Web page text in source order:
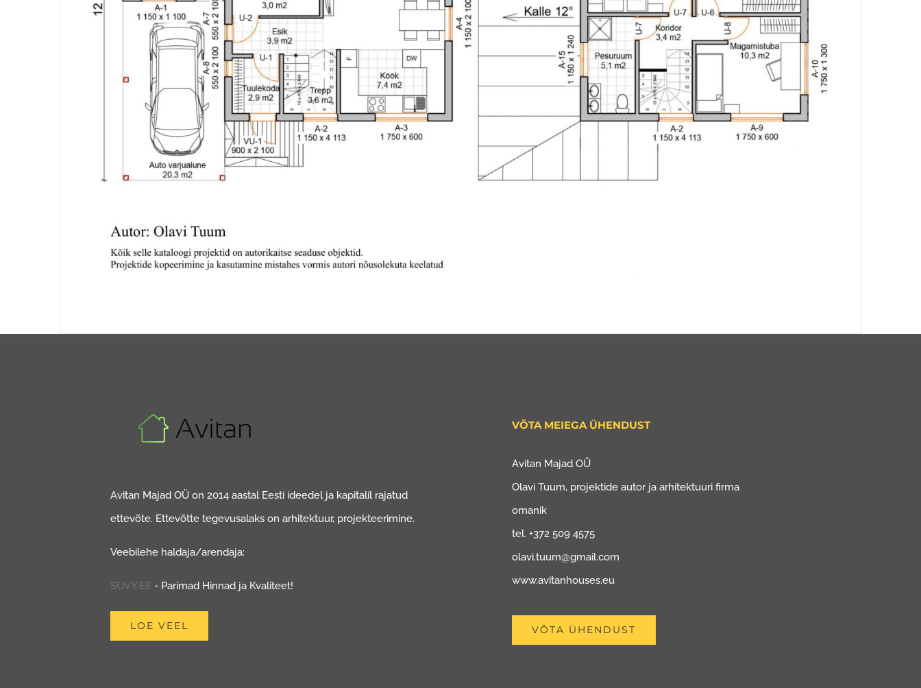
Avitan Majad OÜ on 2014 aastal Eesti ideedel ja kapitalil rajatud
ettevõte. Ettevõtte tegevusalaks on arhitektuur, projekteerimine.
Veebilehe haldaja/arendaja:
SUVY.EE - Parimad Hinnad ja Kvaliteet!
LOE VEEL
VÕTA MEIEGA ÜHENDUST
Avitan Majad OÜ
Olavi Tuum, projektide autor ja arhitektuuri firma
omanik
tel. +372 509 4575
olavi.tuum@gmail.com
www.avitanhouses.eu
VÕTA ÜHENDUST